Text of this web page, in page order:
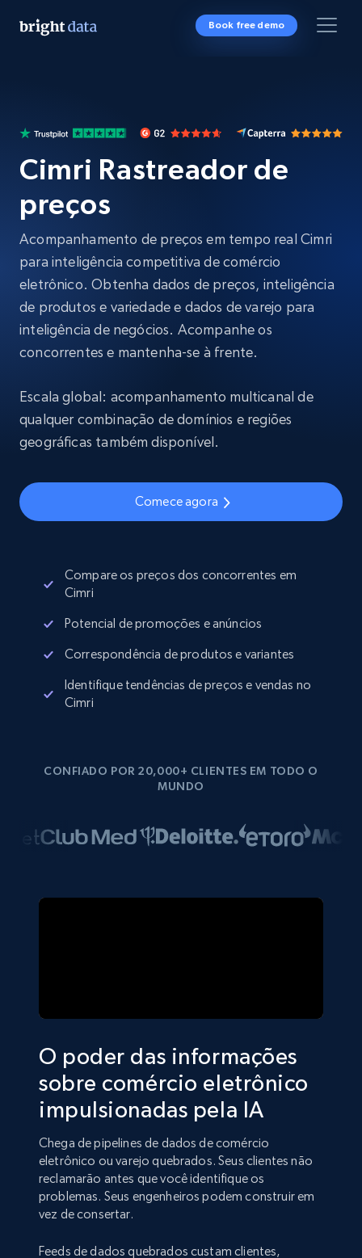
Book free demo
Cimri Rastreador de
preços
Acompanhamento de preços em tempo real Cimri
para inteligência competitiva de comércio
eletrônico. Obtenha dados de preços, inteligência
de produtos e variedade e dados de varejo para
inteligência de negócios. Acompanhe os
concorrentes e mantenha-se à frente.
Escala global: acompanhamento multicanal de
qualquer combinação de domínios e regiões
geográficas também disponível.
Comece agora
Compare os preços dos concorrentes em
Cimri
Potencial de promoções e anúncios
Correspondência de produtos e variantes
Identifique tendências de preços e vendas no
Cimri
CONFIADO POR 20,000+ CLIENTES EM TODO O
MUNDO
O poder das informações
sobre comércio eletrônico
impulsionadas pela IA
Chega de pipelines de dados de comércio
eletrônico ou varejo quebrados. Seus clientes não
reclamarão antes que você identifique os
problemas. Seus engenheiros podem construir em
vez de consertar.
Feeds de dados quebrados custam clientes,